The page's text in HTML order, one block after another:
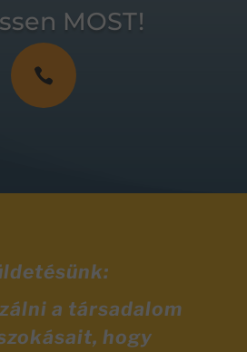
MOST!

a társadalom
hogy